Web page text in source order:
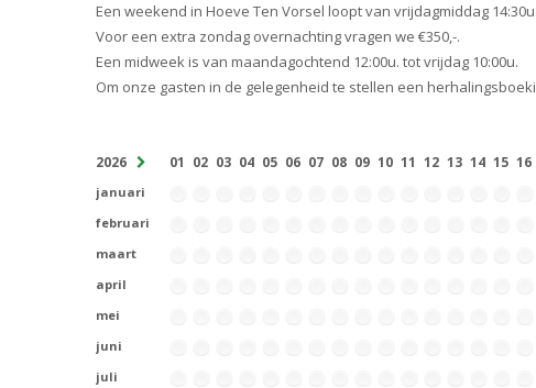
Een weekend in Hoeve Ten Vorsel loopt van vrijdagmiddag
Voor een extra zondag overnachting vragen we €350,-.
Een midweek is van maandagochtend 12:00u. tot vrijdag 10:00u.
Om onze gasten in de gelegenheid te stellen een
2026 01 02 03 04 05 06 07 08 09 10 11 12 13 14 15 16
januari
februari
maart
april
mei
juni
juli